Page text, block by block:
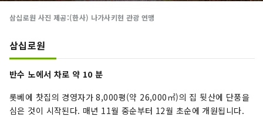
삼십로원 사진 제공:(한사) 나가사키현 관광 연맹
삼십로원
반수 노에서 차로 약 10 분
롯베에 찻집의 경영자가 8,000평(약 26,000㎡)의 집 뒷산에 단풍을
심은 것이 시작된다. 매년 11월 중순부터 12월 초순에 개원됩니다.